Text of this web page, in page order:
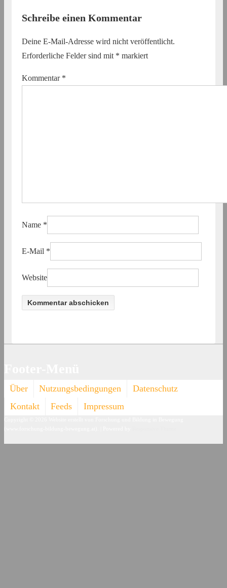
Schreibe einen Kommentar
Deine E-Mail-Adresse wird nicht veröffentlicht.
Erforderliche Felder sind mit * markiert
Kommentar *
Name *
E-Mail *
Website
Über Nutzungsbedingungen
Datenschutz
Kontakt
Feeds Impressum